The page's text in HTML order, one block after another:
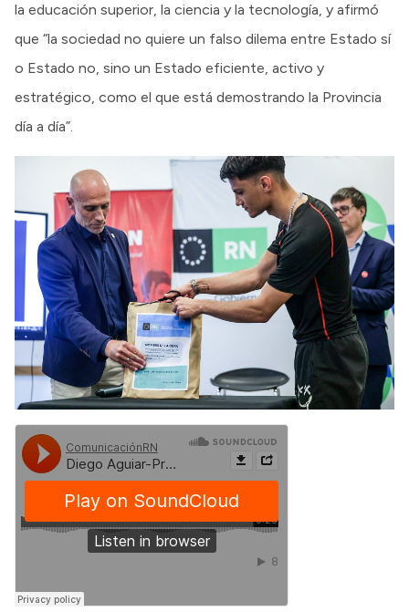
la educación superior, la ciencia y la tecnología, y afirmó
que “la sociedad no quiere un falso dilema entre Estado sí
o Estado no, sino un Estado eficiente, activo y
estratégico, como el que está demostrando la Provincia
día a día”.